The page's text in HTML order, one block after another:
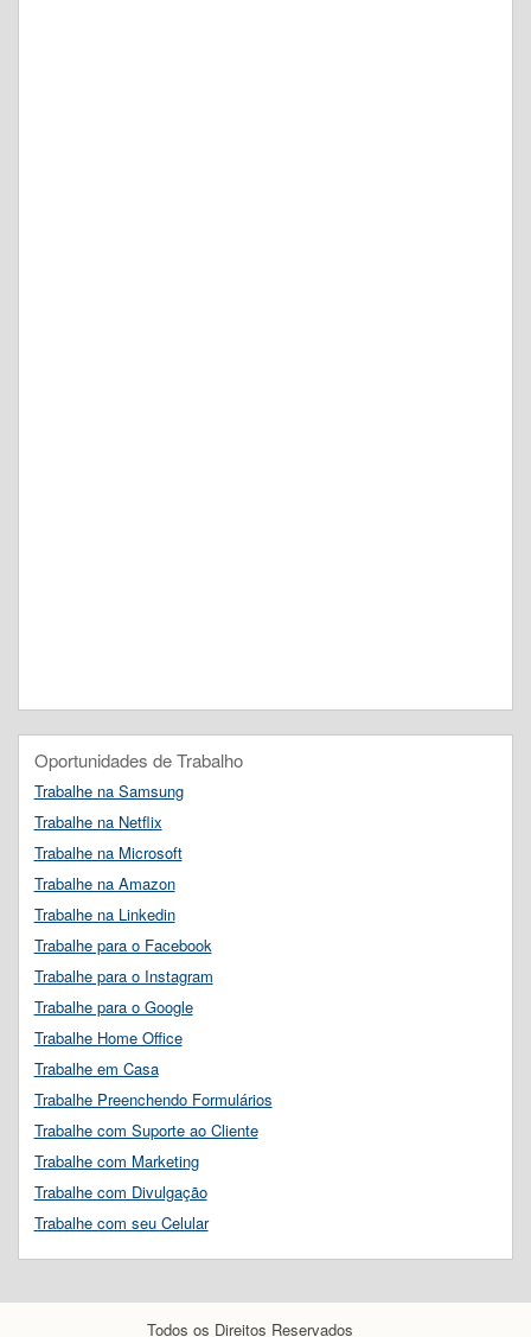
Oportunidades de Trabalho
Trabalhe na Samsung
Trabalhe na Netflix
Trabalhe na Microsoft
Trabalhe na Amazon
Trabalhe na Linkedin
Trabalhe para o Facebook
Trabalhe para o Instagram
Trabalhe para o Google
Trabalhe Home Office
Trabalhe em Casa
Trabalhe Preenchendo Formulários
Trabalhe com Suporte ao Cliente
Trabalhe com Marketing
Trabalhe com Divulgação
Trabalhe com seu Celular
Todos os Direitos Reservados